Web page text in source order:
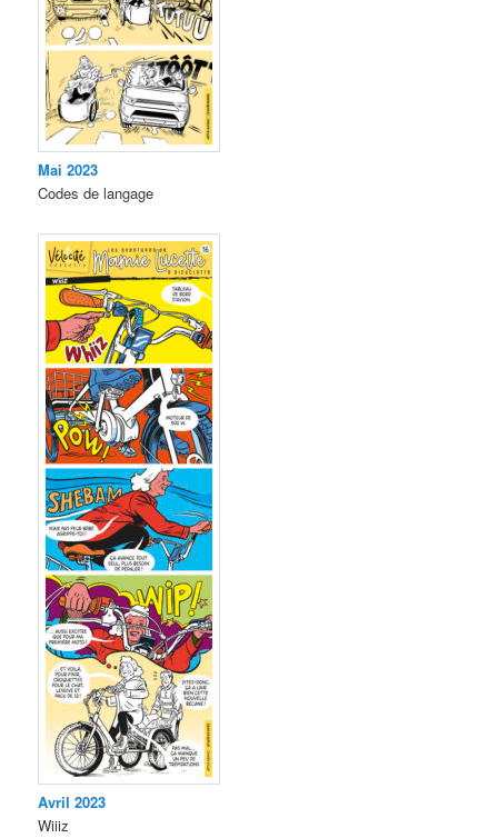
Mai 2023
Codes de langage
Avril 2023
Wiiiz